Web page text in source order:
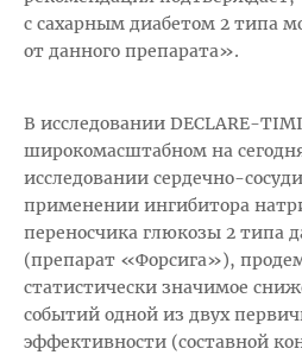
с сахарным диабетом 2 типа
от данного препарата».
В исследовании DECLARE-
широкомасштабном на
исследовании сердечно-
применении ингибитора
переносчика глюкозы 2 типа
(препарат «Форсига»),
статистически значимое
событий одной из двух
эффективности (составной